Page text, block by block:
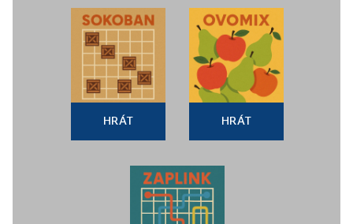
HRÁT HRÁT